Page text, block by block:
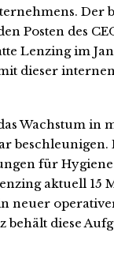
Der
Posten des
Lenzing im
dieser
Wachstum in
beschleunigen.
für
aktuell 15
neuer
behält diese